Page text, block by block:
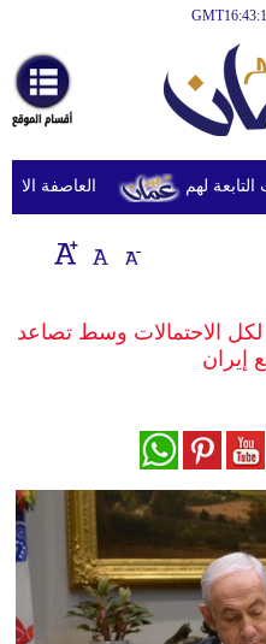
أخبارعاجلة
رياضة
ثقافة
إقتصاد
وموسيقى
سياحة
وسفر
العاصفة لهم
لكل الاحتمالات وسط تصاعد
إيران